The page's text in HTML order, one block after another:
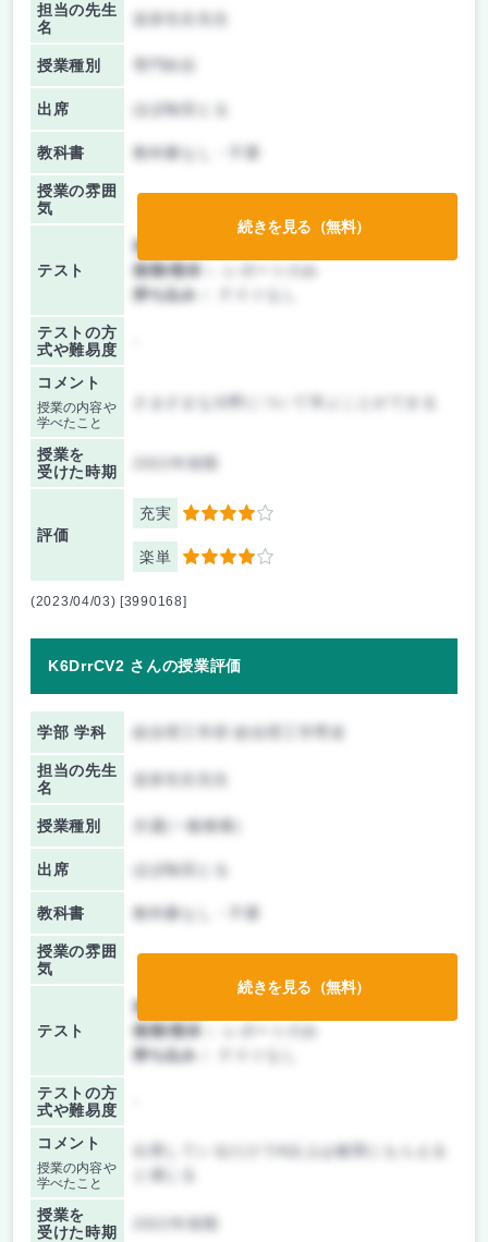
担当の先生
名
授業種別
出席 ほぼ毎回とる
教科書 教科書なし・不要
授業の雰囲
気
テスト
前期/中間：
後期/期末：
持ち込み：
テストの方
式や難易度
コメント
授業の内容や
学べたこと
授業を
受けた時期
評価
充実 4
楽単 4
続きを見る（無料）
(2023/04/03) [3990168]
K6DrrCV2 さんの授業評価
学部 学科
担当の先生
名
授業種別 共通(一般教養)
出席 ほぼ毎回とる
教科書 教科書なし・不要
授業の雰囲
気
テスト
前期/中間：
後期/期末：
持ち込み：
テストの方
式や難易度
コメント
授業の内容や
学べたこと
出席しているだけでA以上は確実にもらえる
授業を
受けた時期
続きを見る（無料）